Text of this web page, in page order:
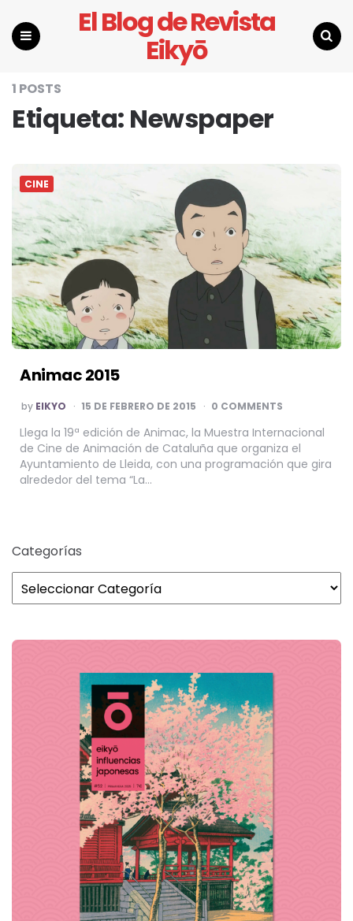
El Blog de Revista
Eikyō
1 POSTS
Etiqueta: Newspaper
CINE
Animac 2015
POSTED
BY
by EIKYO 15 DE FEBRERO DE 2015 0 COMMENTS
Llega la 19ª edición de Animac, la Muestra Internacional
de Cine de Animación de Cataluña que organiza el
Ayuntamiento de Lleida, con una programación que gira
alrededor del tema “La…
Categorías